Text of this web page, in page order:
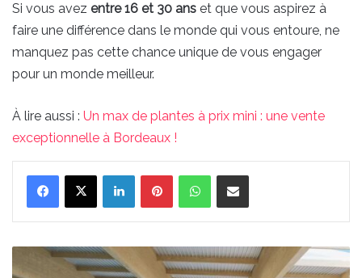
Si vous avez entre 16 et 30 ans et que vous aspirez à
faire une différence dans le monde qui vous entoure, ne
manquez pas cette chance unique de vous engager
pour un monde meilleur.
À lire aussi : Un max de plantes à prix mini : une vente
exceptionnelle à Bordeaux !
LinkedinPinterestWhatsAppPartager par email
nouvelle